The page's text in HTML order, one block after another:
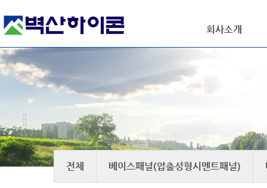
회사소개
전체 베이스패널(압출성형시멘트패널)